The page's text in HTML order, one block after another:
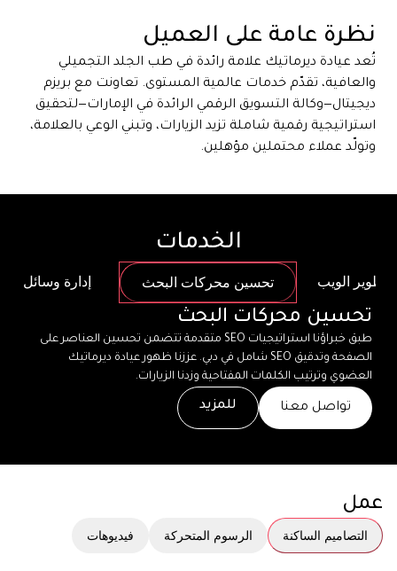
نظرة عامة على العميل
تُعد عيادة ديرماتيك علامة رائدة في طب الجلد التجميلي
والعافية، تقدّم خدمات عالمية المستوى. تعاونت مع بريزم
ديجيتال—وكالة التسويق الرقمي الرائدة في الإمارات—لتحقيق
استراتيجية رقمية شاملة تزيد الزيارات، وتبني الوعي بالعلامة،
وتولّد عملاء محتملين مؤهلين.
الخدمات
الويب تحسين محركات البحث إدارة وسائل
تحسين محركات البحث
العضوي وترتيب الكلمات المفتاحية وزدنا الزيارات.
تواصل معنا للمزيد
عمل
التصاميم الساكنة الرسوم المتحركة فيديوهات